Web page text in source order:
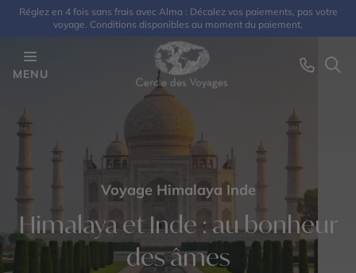
Réglez en 4 fois sans frais avec Alma : Décalez vos paiements, pas votre
voyage. Conditions disponibles au moment du paiement.
MENU
Voyage Himalaya Inde
Himalaya et Inde : au bonheur
des âmes